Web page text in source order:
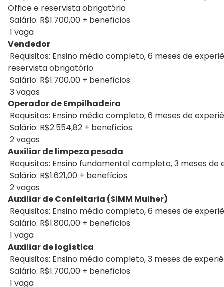
Office e reservista obrigatório
Salário: R$1.700,00 + benefícios
1 vaga
Vendedor
Requisitos: Ensino médio completo, 6 meses de
reservista obrigatório
Salário: R$1.700,00 + benefícios
3 vagas
Operador de Empilhadeira
Requisitos: Ensino médio completo, 6 meses de
Salário: R$2.554,82 + benefícios
2 vagas
Auxiliar de limpeza pesada
Requisitos: Ensino fundamental completo, 3 meses
Salário: R$1.621,00 + benefícios
2 vagas
Auxiliar de Confeitaria (SIMM Mulher)
Requisitos: Ensino médio completo, 6 meses de
Salário: R$1.800,00 + benefícios
1 vaga
Auxiliar de logística
Requisitos: Ensino médio completo, 3 meses de
Salário: R$1.700,00 + benefícios
1 vaga